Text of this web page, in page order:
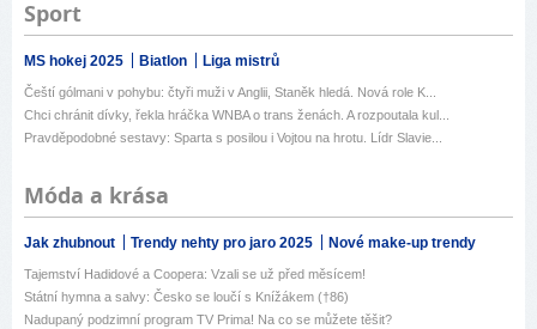
Sport
MS hokej 2025 Biatlon Liga mistrů
Čeští gólmani v pohybu: čtyři muži v Anglii, Staněk hledá. Nová role K...
Chci chránit dívky, řekla hráčka WNBA o trans ženách. A rozpoutala kul...
Pravděpodobné sestavy: Sparta s posilou i Vojtou na hrotu. Lídr Slavie...
Móda a krása
Jak zhubnout Trendy nehty pro jaro 2025 Nové make-up trendy
Tajemství Hadidové a Coopera: Vzali se už před měsícem!
Státní hymna a salvy: Česko se loučí s Knížákem (†86)
Nadupaný podzimní program TV Prima! Na co se můžete těšit?